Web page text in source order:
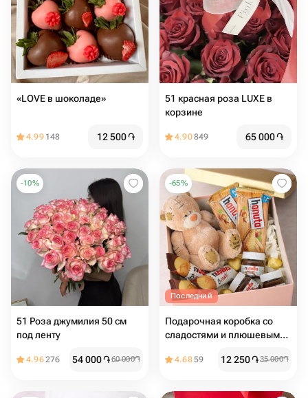
«LOVE в шоколаде»
4.99 148 12 500֏
51 красная роза LUXE в
корзине
4.90849 65 000֏
-10%
51 Роза джумилия 50 см
под ленту
4.96276 54 000֏60 000֏
-65%
Последний
Подарочная коробка со
сладостями и плюшевым
4.6859 12 250֏35 000֏